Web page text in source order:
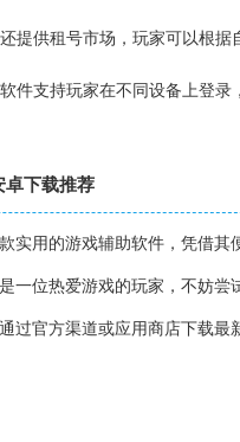
提供租号市场，玩家可以根据
件支持玩家在不同设备上登
卓下载推荐
实用的游戏辅助软件，凭借
一位热爱游戏的玩家，不妨
过官方渠道或应用商店下载最